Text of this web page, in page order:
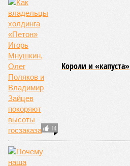
14
Kороли и «капуста»